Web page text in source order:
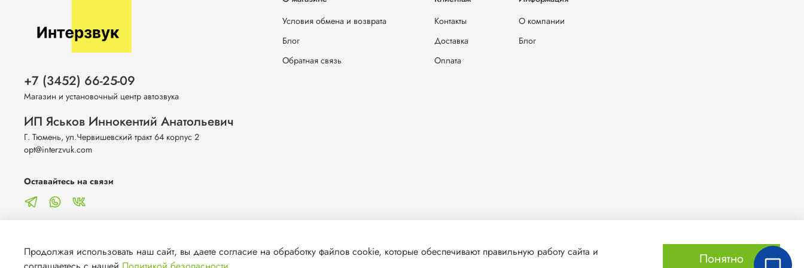
Условия обмена и возврата
Блог
Обратная связь
Контакты
Доставка
Оплата
О компании
Блог
+7 (3452) 66-25-09
Магазин и установочный центр автозвука
ИП Яськов Иннокентий Анатольевич
Г. Тюмень, ул.Червишевский тракт 64 корпус 2
opt@interzvuk.com
Оставайтесь на связи
Продолжая использовать наш сайт, вы даете согласие на обработку файлов cookie, которые обеспечивают правильную работу сайта и
Понятно